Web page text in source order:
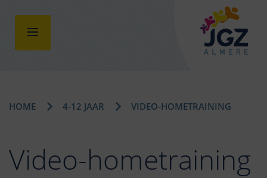
HOME 4-12 JAAR VIDEO-HOMETRAINING
Video-hometraining